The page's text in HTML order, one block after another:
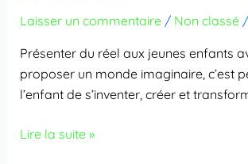
Laisser un commentaire / Non classé/
Présenter du réel aux jeunes enfants
proposer un monde imaginaire, c’est
l’enfant de s’inventer, créer et
Lire la suite »